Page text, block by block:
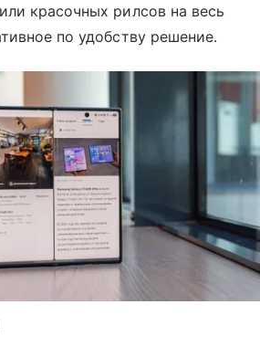
красочных рилсов на весь
по удобству решение.